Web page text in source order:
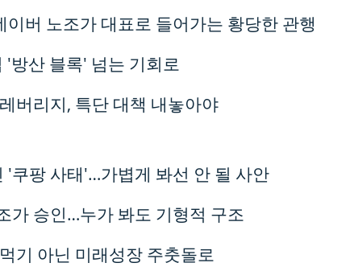
이버 노조가 대표로 들어가는 황당한 관행
'방산 블록' 넘는 기회로
버리지, 특단 대책 내놓아야
'쿠팡 사태'…가볍게 봐선 안 될 사안
가 승인…누가 봐도 기형적 구조
기 아닌 미래성장 주춧돌로